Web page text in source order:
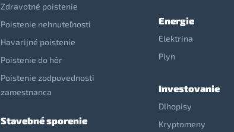
Zdravotné poistenie
Poistenie nehnuteľnosti
Havarijné poistenie
Poistenie do hôr
Poistenie zodpovednosti
zamestnanca
Stavebné sporenie
Energie
Elektrina
Plyn
Investovanie
Dlhopisy
Kryptomeny